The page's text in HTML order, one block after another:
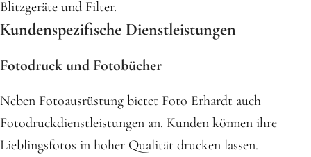
Blitzgeräte und Filter.
Kundenspezifische Dienstleistungen
Fotodruck und Fotobücher
Neben Fotoausrüstung bietet Foto Erhardt auch
Fotodruckdienstleistungen an. Kunden können ihre
Lieblingsfotos in hoher Qualität drucken lassen.